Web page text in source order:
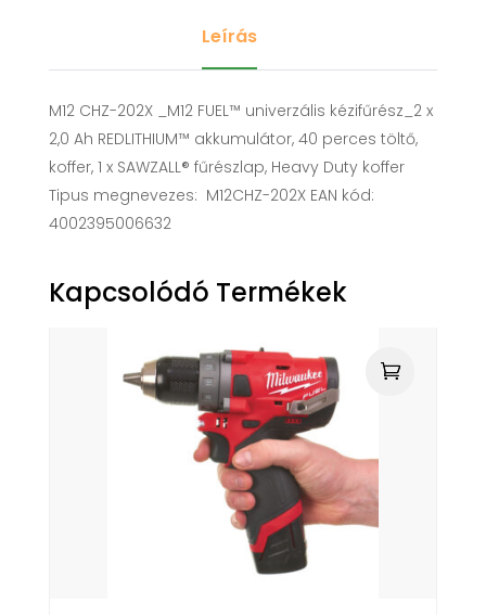
Leírás
M12 CHZ-202X _M12 FUEL™ univerzális kézifűrész_2 x
2,0 Ah REDLITHIUM™ akkumulátor, 40 perces töltő,
koffer, 1 x SAWZALL® fűrészlap, Heavy Duty koffer
Tipus megnevezes: M12CHZ-202X EAN kód:
4002395006632
Kapcsolódó Termékek